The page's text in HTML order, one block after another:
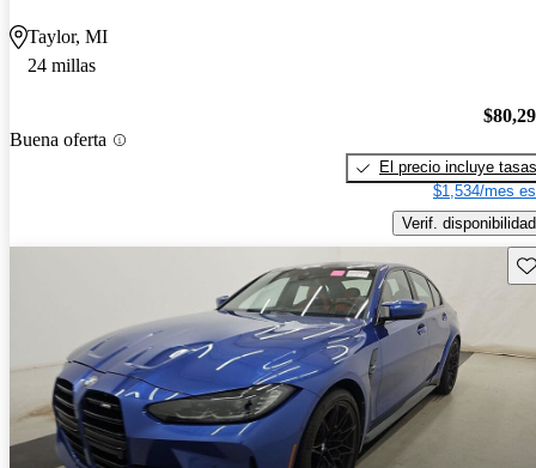
Taylor, MI
24 millas
Buena oferta
El precio incluye tasas
$1,534/mes
Verif. disponibilidad